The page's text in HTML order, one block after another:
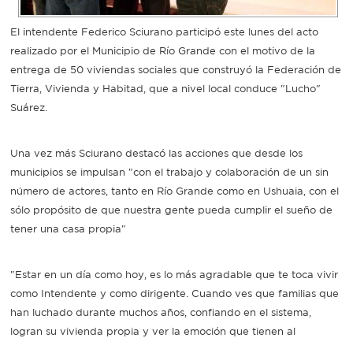
El intendente Federico Sciurano participó este lunes del acto
realizado por el Municipio de Río Grande con el motivo de la
entrega de 50 viviendas sociales que construyó la Federación de
Tierra, Vivienda y Habitad, que a nivel local conduce "Lucho"
Suárez.
Una vez más Sciurano destacó las acciones que desde los
municipios se impulsan "con el trabajo y colaboración de un sin
número de actores, tanto en Río Grande como en Ushuaia, con el
sólo propósito de que nuestra gente pueda cumplir el sueño de
tener una casa propia"
"Estar en un día como hoy, es lo más agradable que te toca vivir
como Intendente y como dirigente. Cuando ves que familias que
han luchado durante muchos años, confiando en el sistema,
logran su vivienda propia y ver la emoción que tienen al